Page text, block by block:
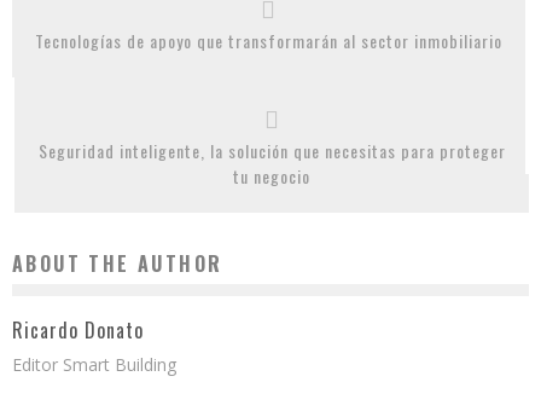
Tecnologías de apoyo que transformarán al sector inmobiliario
Seguridad inteligente, la solución que necesitas para proteger
tu negocio
ABOUT THE AUTHOR
Ricardo Donato
Editor Smart Building